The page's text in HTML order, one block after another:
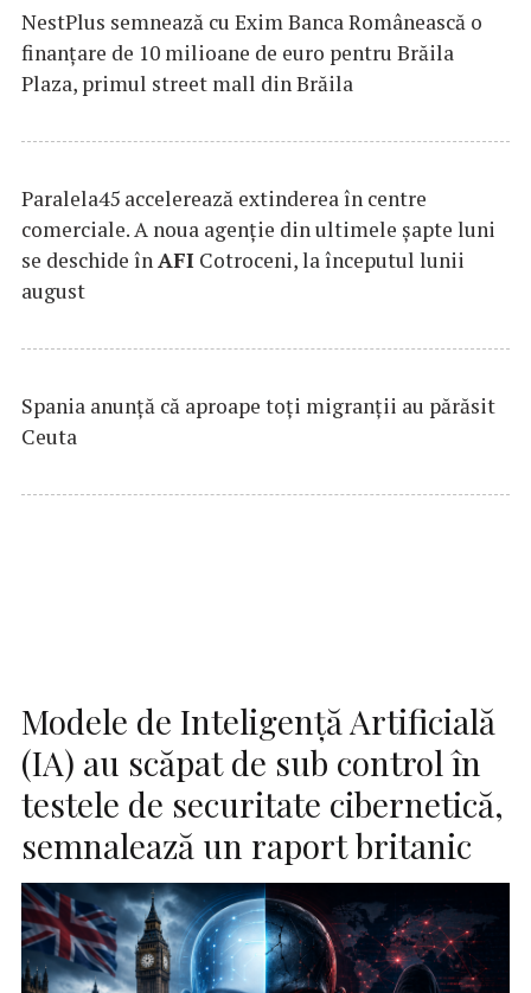
NestPlus semnează cu Exim Banca Românească o
finanțare de 10 milioane de euro pentru Brăila
Plaza, primul street mall din Brăila
Paralela45 accelerează extinderea în centre
comerciale. A noua agenție din ultimele șapte luni
se deschide înAFI Cotroceni, la începutul lunii
august
Spania anunţă că aproape toţi migranţii au părăsit
Ceuta
Modele de Inteligenţă Artificială
(IA) au scăpat de sub control în
testele de securitate cibernetică,
semnalează un raport britanic